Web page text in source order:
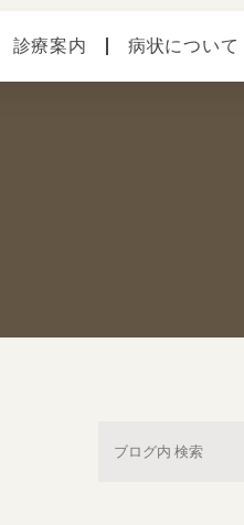
診療案内 病状について